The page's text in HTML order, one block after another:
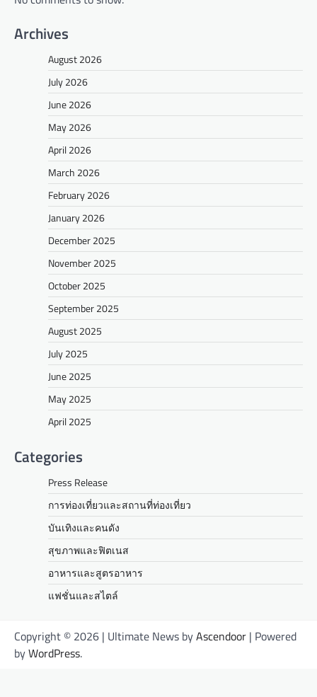
Archives
August 2026
July 2026
June 2026
May 2026
April 2026
March 2026
February 2026
January 2026
December 2025
November 2025
October 2025
September 2025
August 2025
July 2025
June 2025
May 2025
April 2025
Categories
Press Release
การท่องเที่ยวและสถานที่ท่องเที่ยว
บันเทิงและคนดัง
สุขภาพและฟิตเนส
อาหารและสูตรอาหาร
แฟชั่นและสไตล์
Copyright © 2026 | Ultimate News byAscendoor | Powered
byWordPress.